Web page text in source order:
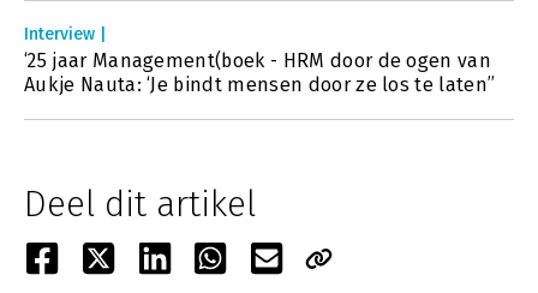
Interview |
‘25 jaar Management(boek - HRM door de ogen van
Aukje Nauta: ‘Je bindt mensen door ze los te laten’’
Deel dit artikel